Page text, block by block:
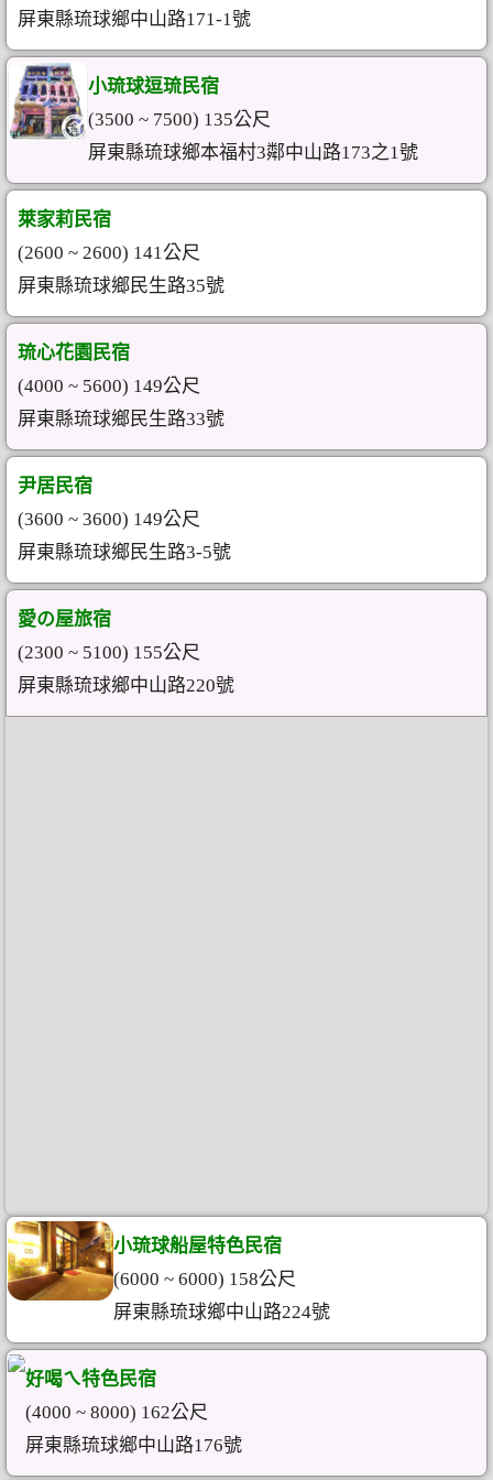
屏東縣琉球鄉中山路171-1號
小琉球逗琉民宿
(3500 ~ 7500) 135公尺
屏東縣琉球鄉本福村3鄰中山路173之1號
萊家莉民宿
(2600 ~ 2600) 141公尺
屏東縣琉球鄉民生路35號
琉心花園民宿
(4000 ~ 5600) 149公尺
屏東縣琉球鄉民生路33號
尹居民宿
(3600 ~ 3600) 149公尺
屏東縣琉球鄉民生路3-5號
愛の屋旅宿
(2300 ~ 5100) 155公尺
屏東縣琉球鄉中山路220號
小琉球船屋特色民宿
(6000 ~ 6000) 158公尺
屏東縣琉球鄉中山路224號
好喝ㄟ特色民宿
(4000 ~ 8000) 162公尺
屏東縣琉球鄉中山路176號